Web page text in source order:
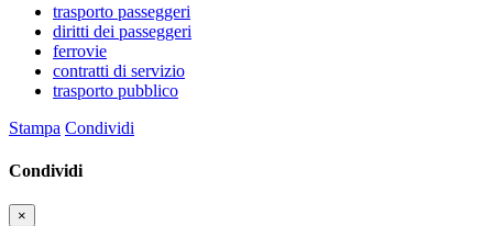
trasporto passeggeri
diritti dei passeggeri
ferrovie
contratti di servizio
trasporto pubblico
Stampa Condividi
Condividi
×